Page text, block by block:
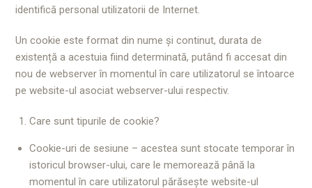
identifică personal utilizatorii de Internet.
Un cookie este format din nume și continut, durata de
existență a acestuia fiind determinată, putând fi accesat din
nou de webserver în momentul în care utilizatorul se întoarce
pe website-ul asociat webserver-ului respectiv.
Care sunt tipurile de cookie?
Cookie-uri de sesiune – acestea sunt stocate temporar în
istoricul browser-ului, care le memorează până la
momentul în care utilizatorul părăsește website-ul